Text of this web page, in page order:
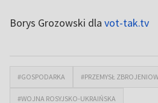
Borys Grozowski dla vot-tak.tv
#GOSPODARKA #PRZEMYSŁ
#WOJNA ROSYJSKO-UKRAIŃSKA